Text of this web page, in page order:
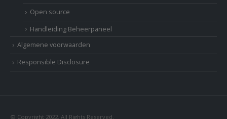
Open source
Handleiding Beheerpaneel
Algemene voorwaarden
Responsible Disclosure
© Copyright 2022. All Rights Reserved.